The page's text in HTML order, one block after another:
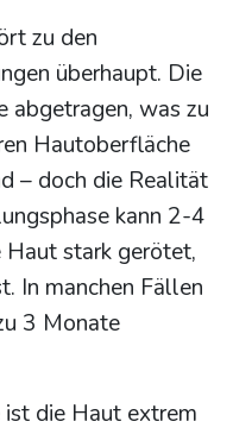
zu den
überhaupt. Die
abgetragen, was zu
Hautoberfläche
– doch die Realität
kann 2-4
Haut stark gerötet,
In manchen Fällen
3 Monate
die Haut extrem